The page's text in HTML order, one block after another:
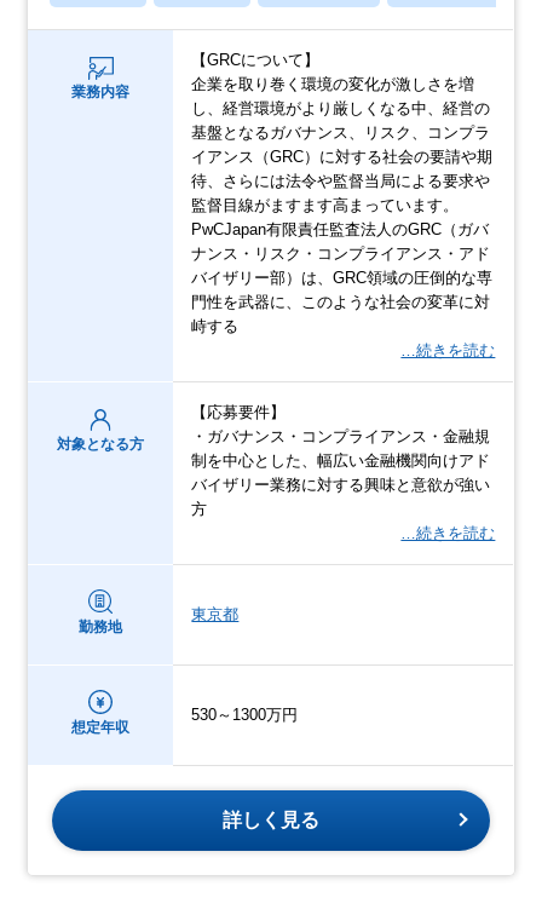
業務内容
【GRCについて】
企業を取り巻く環境の変化が激しさを増
し、経営環境がより厳しくなる中、経営の
基盤となるガバナンス、リスク、コンプラ
イアンス（GRC）に対する社会の要請や期
待、さらには法令や監督当局による要求や
監督目線がますます高まっています。
PwCJapan有限責任監査法人のGRC（ガバ
ナンス・リスク・コンプライアンス・アド
バイザリー部）は、GRC領域の圧倒的な専
門性を武器に、このような社会の変革に対
峙する
…続きを読む
対象となる方
【応募要件】
・ガバナンス・コンプライアンス・金融規
制を中心とした、幅広い金融機関向けアド
バイザリー業務に対する興味と意欲が強い
方
…続きを読む
勤務地
東京都
想定年収
530～1300万円
詳しく見る